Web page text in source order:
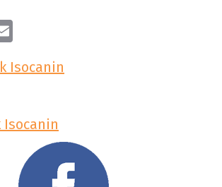
Isocanin
Isocanin